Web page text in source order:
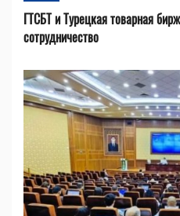
ГТСБТ и Турецкая товарная
сотрудничество